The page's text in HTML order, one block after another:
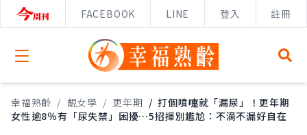
FACEBOOK LINE 登入 註冊
Open menu
幸福熟齡 / 靚女學 / 更年期 / 打個噴嚏就「漏尿」！更年期
女性逾8％有「尿失禁」困擾…5招揮別尷尬：不滴不漏好自在